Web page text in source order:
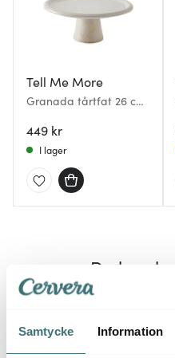
Samtycke Information
Tell Me More
Granada tårtfat 26 cm
449 kr
I lager
Du
20%